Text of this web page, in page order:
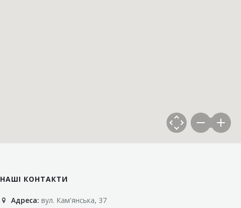
НАШІ КОНТАКТИ
Адреса: вул. Кам'янська, 37